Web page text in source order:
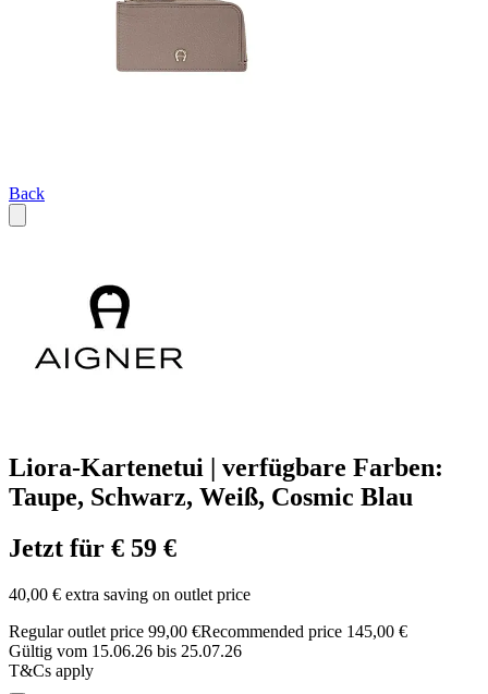
Back
Liora-Kartenetui | verfügbare Farben:
Taupe, Schwarz, Weiß, Cosmic Blau
Jetzt für € 59 €
40,00 € extra saving on outlet price
Regular outlet price 99,00 €Recommended price 145,00 €
Gültig vom 15.06.26 bis 25.07.26
T&Cs apply